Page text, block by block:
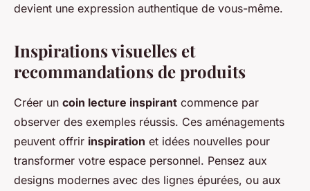
devient une expression authentique de vous-même.
Inspirations visuelles et
recommandations de produits
Créer un coin lecture inspirant commence par
observer des exemples réussis. Ces aménagements
peuvent offrir inspiration et idées nouvelles pour
transformer votre espace personnel. Pensez aux
designs modernes avec des lignes épurées, ou aux